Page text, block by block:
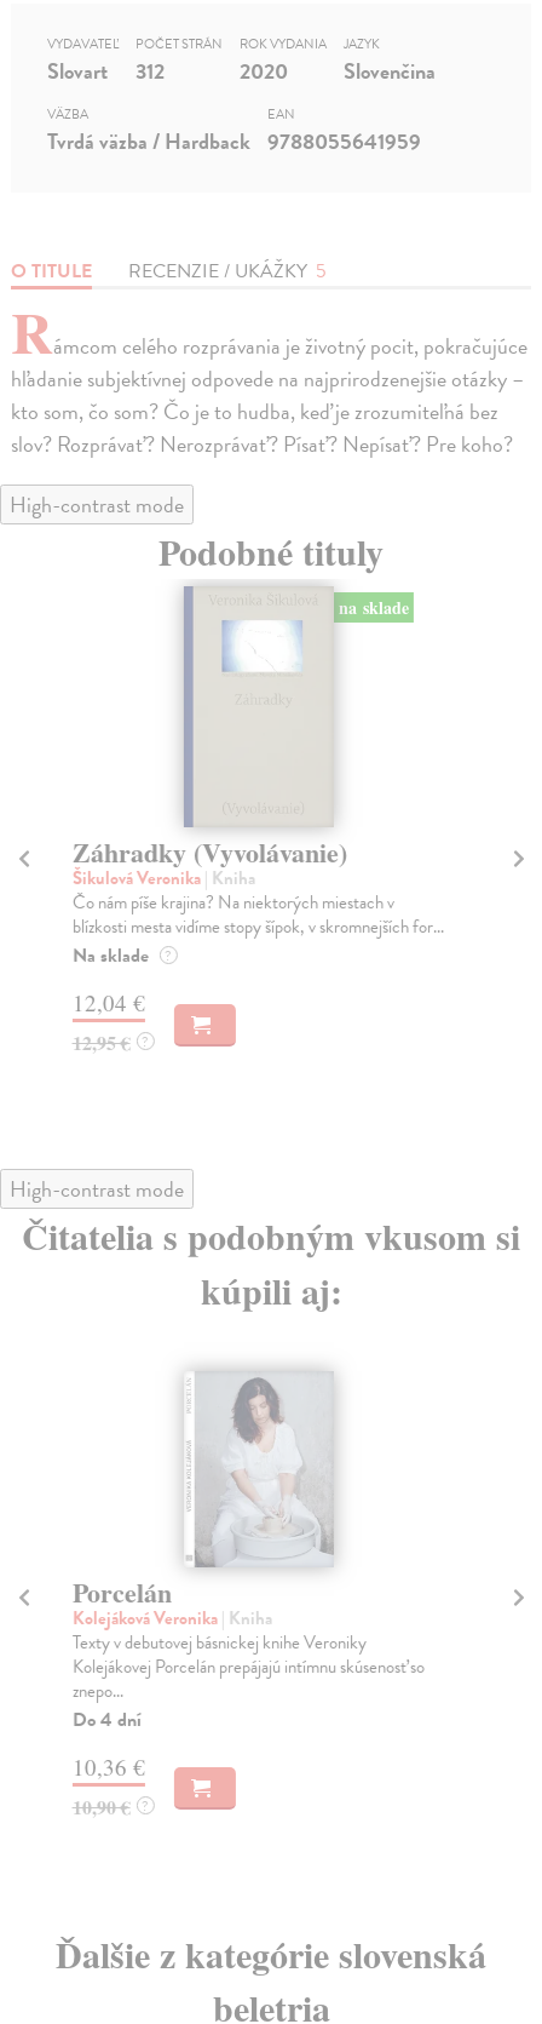
O TITULE RECENZIE / UKÁŽKY 5
Rámcom celého rozprávania je životný pocit, pokračujúce
hľadanie subjektívnej odpovede na najprirodzenejšie otázky –
kto som, čo som? Čo je to hudba, keď je zrozumiteľná bez
slov? Rozprávať? Nerozprávať? Písať? Nepísať? Pre koho?
VYDAVATEĽ
Slovart
POČET STRÁN
312
ROK VYDANIA
2020
JAZYK
Slovenčina
VÄZBA
Tvrdá väzba / Hardback
EAN
9788055641959
High-contrast mode
Podobné tituly
na sklade
Záhradky (Vyvolávanie)
Šikulová Veronika| Kniha
Čo nám píše krajina? Na niektorých miestach v
blízkosti mesta vidíme stopy šípok, v skromnejších for...
Na sklade ?
12,04 €
12,95 € ?
High-contrast mode
Čitatelia s podobným vkusom si
kúpili aj:
Porcelán
Kolejáková Veronika| Kniha
Texty v debutovej básnickej knihe Veroniky
Kolejákovej Porcelán prepájajú intímnu skúsenosť so
znepo...
Do 4 dní
10,36 €
10,90 € ?
Ďalšie z kategórie slovenská
beletria